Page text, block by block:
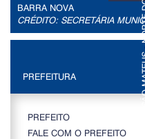
BARRA NOVA
CRÉDITO: SECRETÁRIA
PREFEITURA
PREFEITO
FALE COM O PREFEITO